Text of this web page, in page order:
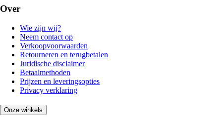
Over
Wie zijn wij?
Neem contact op
Verkoopvoorwaarden
Retourneren en terugbetalen
Juridische disclaimer
Betaalmethoden
Prijzen en leveringsopties
Privacy verklaring
Onze winkels